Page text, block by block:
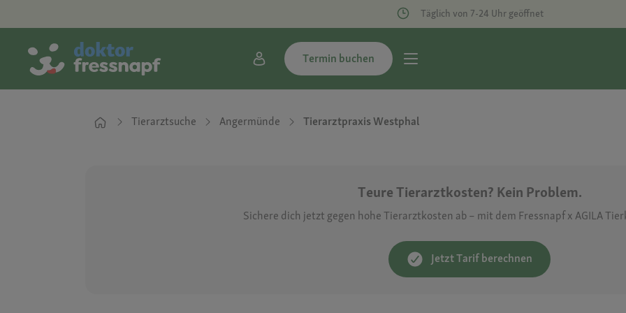
Täglich von 7-24 Uhr geöffnet
Termin buchen
Tierarztsuche Angermünde Tierarztpraxis Westphal
Teure Tierarztkosten? Kein Problem.
Sichere dich jetzt gegen hohe Tierarztkosten ab – mit dem Fressnapf x AGILA
Jetzt Tarif berechnen